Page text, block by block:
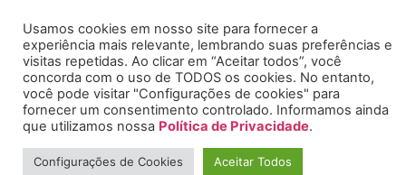
© 2026. Todos os Direitos Reservados.
Usamos cookies em nosso site para fornecer a
experiência mais relevante, lembrando suas preferências e
visitas repetidas. Ao clicar em “Aceitar todos”, você
concorda com o uso de TODOS os cookies. No entanto,
você pode visitar "Configurações de cookies" para
fornecer um consentimento controlado. Informamos ainda
que utilizamos nossa Política de Privacidade.
Configurações de Cookies Aceitar Todos